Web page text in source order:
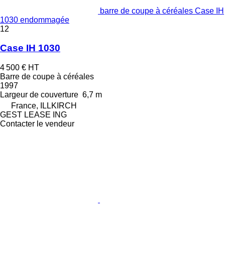
barre de coupe à céréales Case IH
1030 endommagée
12
Case IH 1030
4 500 € HT
Barre de coupe à céréales
1997
Largeur de couverture 6,7 m
France, ILLKIRCH
GEST LEASE ING
Contacter le vendeur